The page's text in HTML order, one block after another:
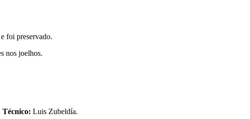
foi preservado.
nos joelhos.
Técnico: Luis Zubeldía.